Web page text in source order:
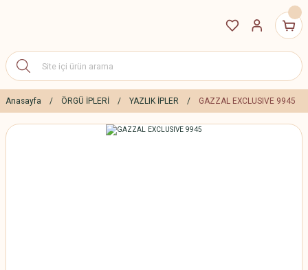
Anasayfa ÖRGÜ İPLERİ YAZLIK İPLER GAZZAL EXCLUSIVE 9945